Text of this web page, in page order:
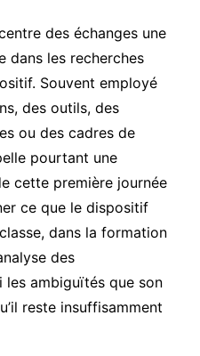
des échanges une
dans les recherches
Souvent employé
des outils, des
ou des cadres de
pourtant une
cette première journée
ce que le dispositif
dans la formation
des
les ambiguïtés que son
reste insuffisamment